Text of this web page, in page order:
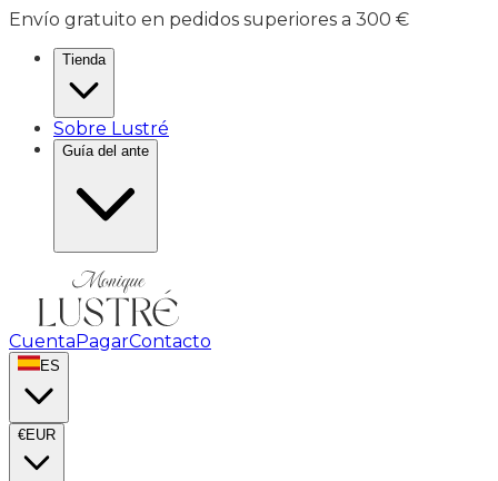
Envío gratuito en pedidos superiores a 300 €
Tienda
Sobre Lustré
Guía del ante
CuentaPagarContacto
ES
€EUR